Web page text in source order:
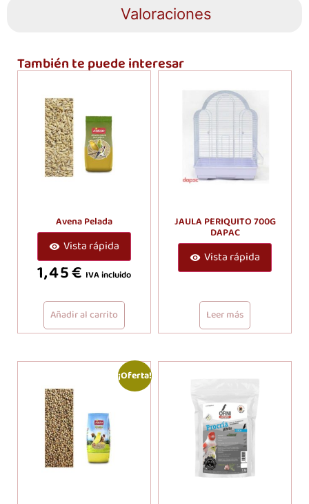
Valoraciones
También te puede interesar
Avena Pelada
Vista rápida
1,45€ IVA incluido
Añadir al carrito
JAULA PERIQUITO 700G
DAPAC
Vista rápida
Leer más
¡Oferta!